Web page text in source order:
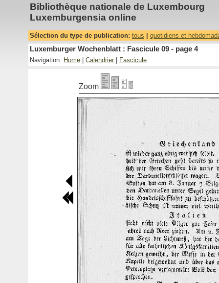
Bibliothèque nationale de Luxembourg
Luxemburgensia online
Sélection du type de publication: tous quotidiens et
Luxemburger Wochenblatt : Fascicule 09 - page 4
Navigation: Home Calendrier Fascicule
Zoom